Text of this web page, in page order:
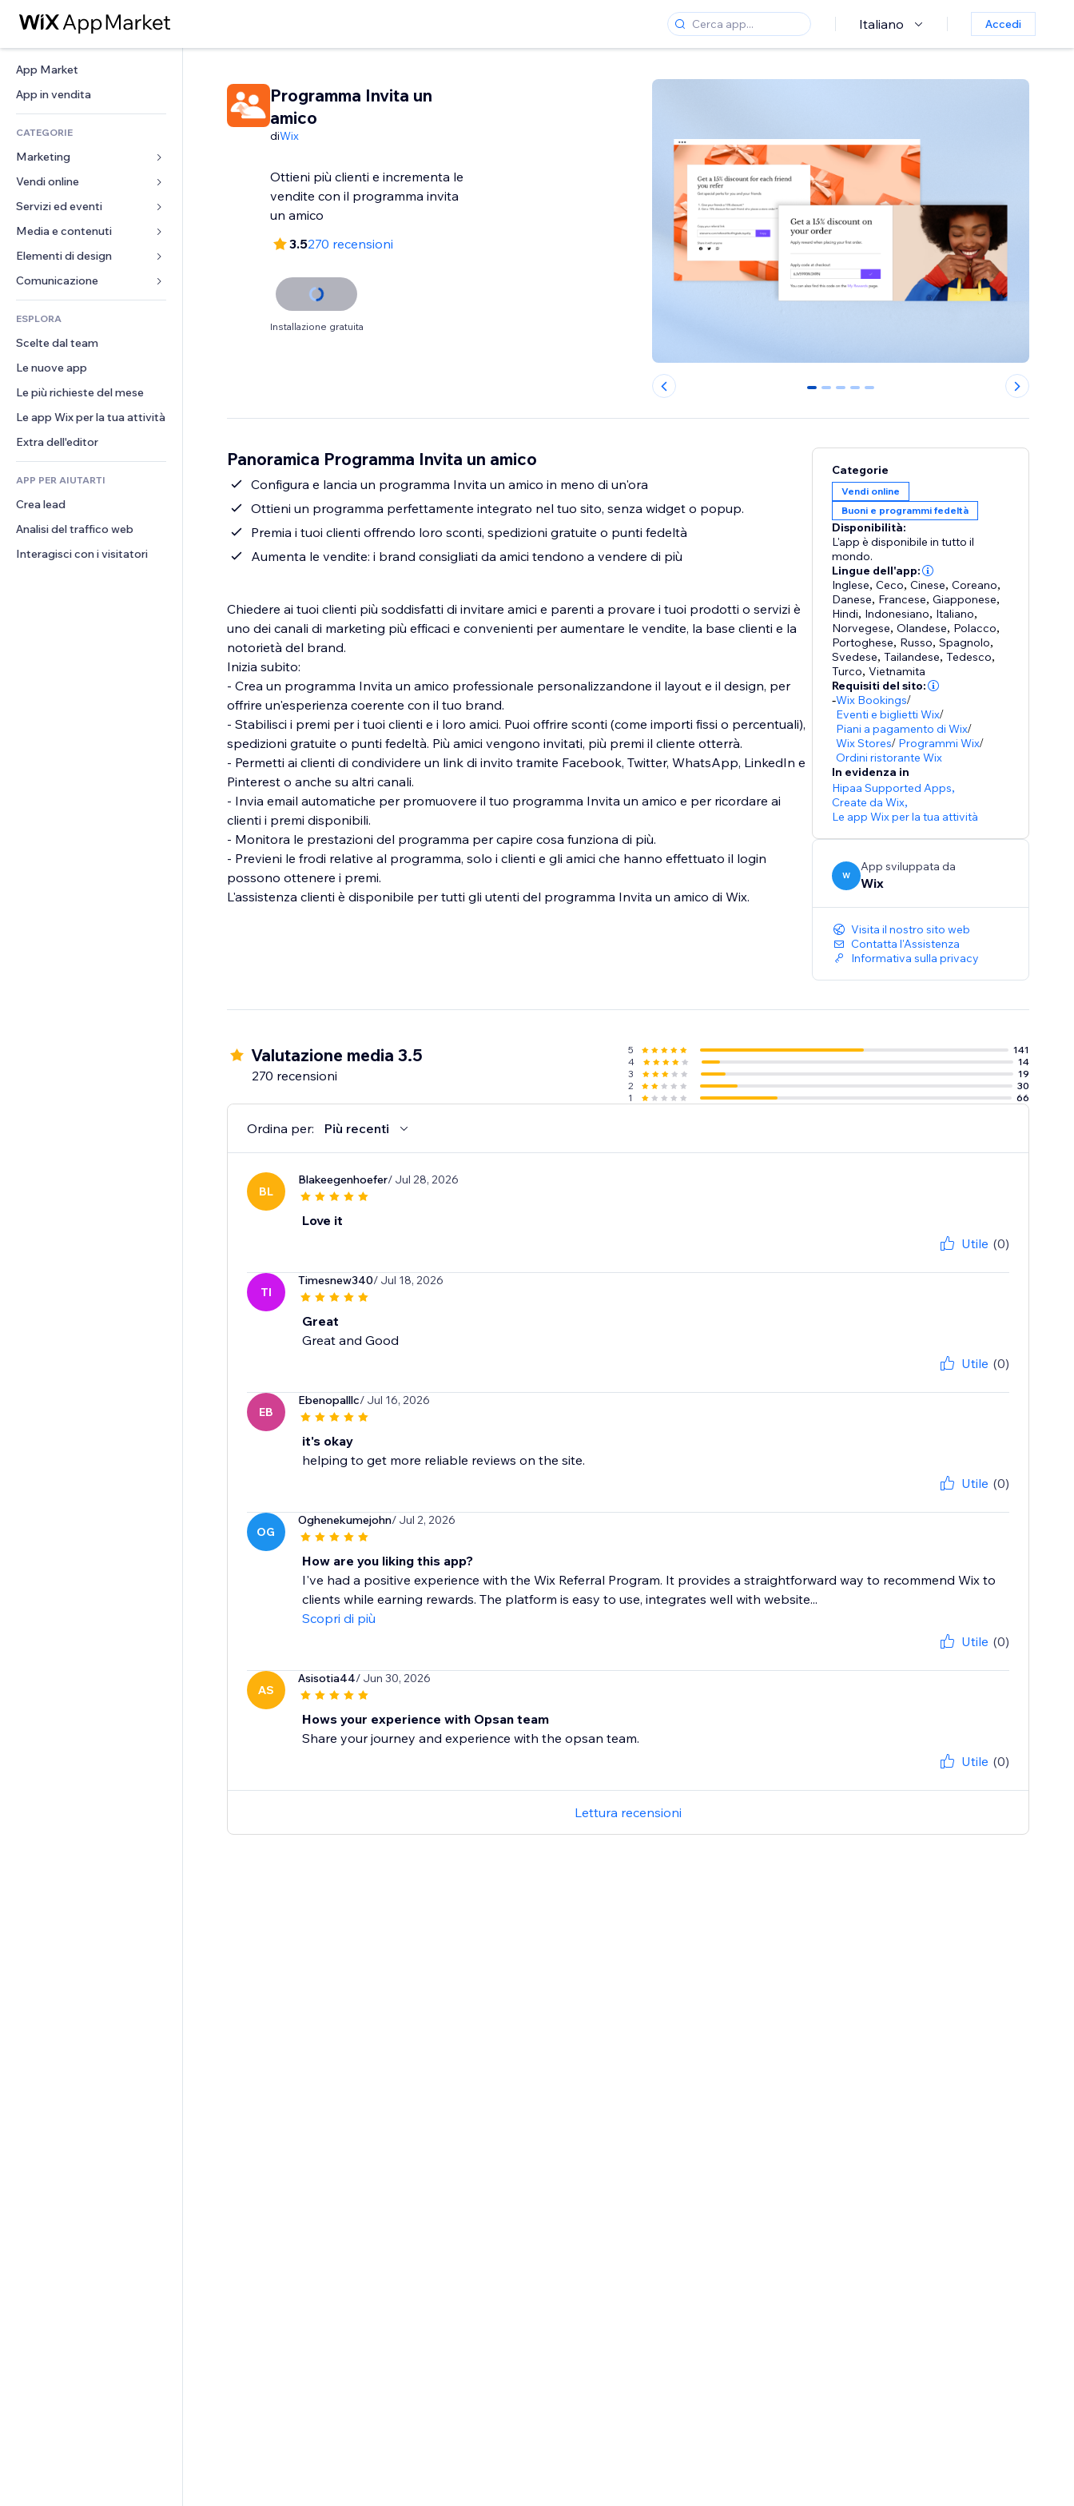
Italiano Accedi
App Market
App in vendita
CATEGORIE
Marketing
Inserzioni
Mobile
Dati analitici
Inserzioni sito
Email
Vendi online
App per Stores
Spedizione e consegna
Tasti Vendi
Amministrazione
Buoni e programmi fedeltà
Servizi ed eventi
Hotel
Eventi
Ristoranti
Immobiliare
Prenotazioni
Media e contenuti
Galleria
Musica
Podcast
Fotografia
Video
PDF
Condivisione file
Elementi di design
Mappe e navigazione
Privacy e sicurezza
Orologio
Template per pagine
Effetti immagine
Tasti e menu
Banner e badge
Calcolatrici
Cerca
Meteo
Grafici e tabelle
Moduli
Sondaggi
Chat
Commenti
Telefono
Community
Recensioni e testimonial
CRM
ESPLORA
Scelte dal team
Le nuove app
Le più richieste del mese
Le app Wix per la tua attività
Extra dell'editor
APP PER AIUTARTI
Crea lead
Analisi del traffico web
Interagisci con i visitatori
Programma Invita un
amico
diWix
Ottieni più clienti e incrementa le
vendite con il programma invita
un amico
3.5270 recensioni
Installazione gratuita
0 1 2 3 4
Panoramica Programma Invita un amico
Configura e lancia un programma Invita un amico in meno di un'ora
Ottieni un programma perfettamente integrato nel tuo sito, senza widget o popup.
Premia i tuoi clienti offrendo loro sconti, spedizioni gratuite o punti fedeltà
Aumenta le vendite: i brand consigliati da amici tendono a vendere di più
Chiedere ai tuoi clienti più soddisfatti di invitare amici e parenti a provare i tuoi prodotti o servizi è
uno dei canali di marketing più efficaci e convenienti per aumentare le vendite, la base clienti e la
notorietà del brand.
Inizia subito:
- Crea un programma Invita un amico professionale personalizzandone il layout e il design, per
offrire un'esperienza coerente con il tuo brand.
- Stabilisci i premi per i tuoi clienti e i loro amici. Puoi offrire sconti (come importi fissi o percentuali),
spedizioni gratuite o punti fedeltà. Più amici vengono invitati, più premi il cliente otterrà.
- Permetti ai clienti di condividere un link di invito tramite Facebook, Twitter, WhatsApp, LinkedIn e
Pinterest o anche su altri canali.
- Invia email automatiche per promuovere il tuo programma Invita un amico e per ricordare ai
clienti i premi disponibili.
- Monitora le prestazioni del programma per capire cosa funziona di più.
- Previeni le frodi relative al programma, solo i clienti e gli amici che hanno effettuato il login
possono ottenere i premi.
L'assistenza clienti è disponibile per tutti gli utenti del programma Invita un amico di Wix.
Categorie
Vendi online
Buoni e programmi fedeltà
Disponibilità:
L'app è disponibile in tutto il
mondo.
Lingue dell'app:
Inglese,Ceco,Cinese,Coreano,
Danese, Francese,Giapponese,
Hindi, Indonesiano, Italiano,
Norvegese,Olandese, Polacco,
Portoghese, Russo,Spagnolo,
Svedese,Tailandese,Tedesco,
Turco,Vietnamita
Requisiti del sito:
-Wix Bookings/
Eventi e biglietti Wix/
Piani a pagamento di Wix/
Wix Stores/ Programmi Wix/
Ordini ristorante Wix
In evidenza in
Hipaa Supported Apps,
Create da Wix,
Le app Wix per la tua attività
W
App sviluppata da
Wix
Visita il nostro sito web
Contatta l'Assistenza
Informativa sulla privacy
Valutazione media 3.5
270 recensioni
5
141
4
14
3
19
2
30
1
66
Ordina per: Più recenti
BL
Blakeegenhoefer/ Jul 28, 2026
Love it
Utile (0)
TI
Timesnew340/ Jul 18, 2026
Great
Great and Good
Utile (0)
EB
Ebenopalllc/ Jul 16, 2026
it's okay
helping to get more reliable reviews on the site.
Utile (0)
OG
Oghenekumejohn/ Jul 2, 2026
How are you liking this app?
I've had a positive experience with the Wix Referral Program. It provides a straightforward way to recommend Wix to
clients while earning rewards. The platform is easy to use, integrates well with website...
Scopri di più
Utile (0)
AS
Asisotia44/ Jun 30, 2026
Hows your experience with Opsan team
Share your journey and experience with the opsan team.
Utile (0)
Lettura recensioni